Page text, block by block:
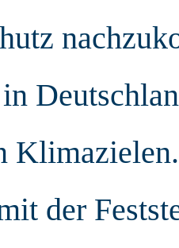
der